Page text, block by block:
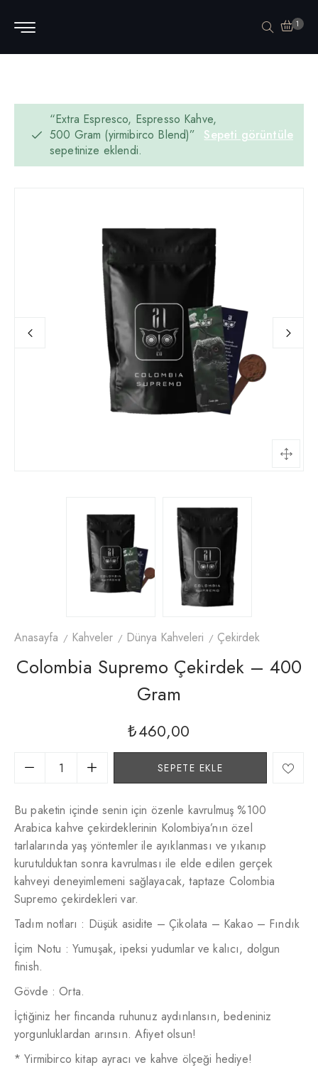
1
Sepeti görüntüle
“Extra Espresco, Espresso Kahve,
500 Gram (yirmibirco Blend)”
sepetinize eklendi.
Anasayfa Kahveler Dünya Kahveleri Çekirdek
Colombia Supremo Çekirdek – 400
Gram
₺460,00
SEPETE EKLE
Bu paketin içinde senin için özenle kavrulmuş %100
Arabica kahve çekirdeklerinin Kolombiya’nın özel
tarlalarında yaş yöntemler ile ayıklanması ve yıkanıp
kurutulduktan sonra kavrulması ile elde edilen gerçek
kahveyi deneyimlemeni sağlayacak, taptaze Colombia
Supremo çekirdekleri var.
Tadım notları : Düşük asidite – Çikolata – Kakao – Fındık
İçim Notu : Yumuşak, ipeksi yudumlar ve kalıcı, dolgun
finish.
Gövde : Orta.
İçtiğiniz her fincanda ruhunuz aydınlansın, bedeniniz
yorgunluklardan arınsın. Afiyet olsun!
* Yirmibirco kitap ayracı ve kahve ölçeği hediye!